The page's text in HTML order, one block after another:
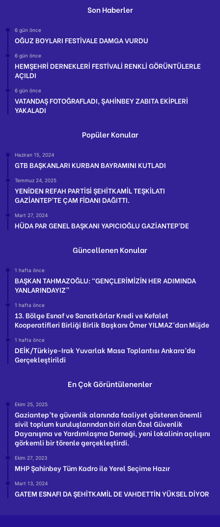
Son Haberler
6 gün önce
OĞUZ BOYLARI FESTİVALE DAMGA VURDU
6 gün önce
HEMŞEHRİ DERNEKLERİ FESTİVALİ RENKLİ GÖRÜNTÜLERLE
AÇILDI
6 gün önce
VATANDAŞ FOTOĞRAFLADI, ŞAHİNBEY ZABITA EKİPLERİ
YAKALADI
Popüler Konular
Haziran 15, 2024
GTB BAŞKANLARI KURBAN BAYRAMINI KUTLADI
Temmuz 24, 2025
YENİDEN REFAH PARTİSİ ŞEHİTKAMİL TEŞKİLATI
GAZİANTEP’TE ÇAM FİDANI DAĞITTI.
Mart 27, 2024
HÜDA PAR GENEL BAŞKANI YAPICIOĞLU GAZİANTEP’DE
Güncellenen Konular
1 hafta önce
BAŞKAN TAHMAZOĞLU: “GENÇLERİMİZİN HER ADIMINDA
YANLARINDAYIZ”
1 hafta önce
13. Bölge Esnaf ve Sanatkârlar Kredi ve Kefalet
Kooperatifleri Birliği Birlik Başkanı Ömer YILMAZ’dan Müjde
1 hafta önce
DEİK/Türkiye-Irak Yuvarlak Masa Toplantısı Ankara’da
Gerçekleştirildi
En Çok Görüntülenenler
Ekim 25, 2025
Gaziantep’te güvenlik alanında faaliyet gösteren önemli
sivil toplum kuruluşlarından biri olan Özel Güvenlik
Dayanışma ve Yardımlaşma Derneği, yeni lokalinin açılışını
görkemli bir törenle gerçekleştirdi.
Ekim 27, 2023
MHP Şahinbey Tüm Kadro ile Yerel Seçime Hazır
Mart 13, 2024
GATEM ESNAFI DA ŞEHİTKAMİL DE VAHDETTİN YÜKSEL DİYOR